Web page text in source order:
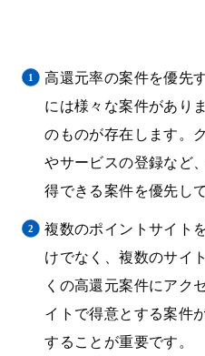
高還元率の案件を優先
には様々な案件があり
のものが存在します。
やサービスの登録など
得できる案件を優先し
複数のポイントサイト
けでなく、複数のサイ
くの高還元案件にアク
イトで得意とする案件
することが重要です。